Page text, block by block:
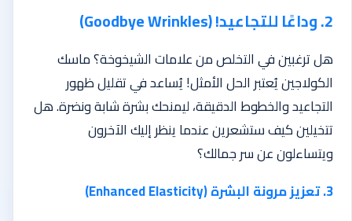
2. وداعًا للتجاعيد! (Goodbye Wrinkles)
هل ترغبين في التخلص من علامات الشيخوخة؟ ماسك
الكولاجين يُعتبر الحل الأمثل! يُساعد في تقليل ظهور
التجاعيد والخطوط الدقيقة، ليمنحك بشرة شابة ونضرة. هل
تتخيلين كيف ستشعرين عندما ينظر إليك الآخرون
ويتساءلون عن سر جمالك؟
3. تعزيز مرونة البشرة (Enhanced Elasticity)